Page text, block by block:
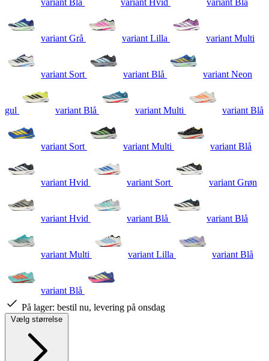
variant Grå variant Lilla variant Multi
variant Sort variant Blå variant Neon
gul variant Blå variant Multi variant Blå
variant Sort variant Multi variant Blå
variant Hvid variant Sort variant Grøn
variant Hvid variant Blå variant Blå
variant Multi variant Lilla variant Blå
variant Blå
På lager: bestil nu, levering på onsdag
Vælg størrelse